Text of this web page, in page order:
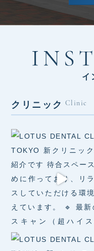
イ
クリニック